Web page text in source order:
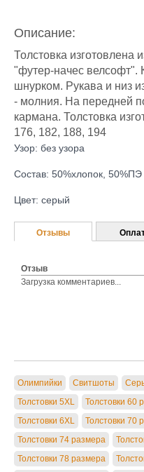
Описание:
Толстовка изготовлена
"футер-начес велсофт".
шнурком. Рукава и низ
- молния. На передней
кармана. Толстовка
176, 182, 188, 194
Узор: без узора
Состав: 50%хлопок, 50%ПЭ
Цвет: серый
Отзывы
Отзыв
Загрузка комментариев...
Олимпийки Свитшоты
Толстовки 5XL
Толстовки 60
Толстовки 6XL
Толстовки 70
Толстовки 74 размера
Толстовки 78 размера